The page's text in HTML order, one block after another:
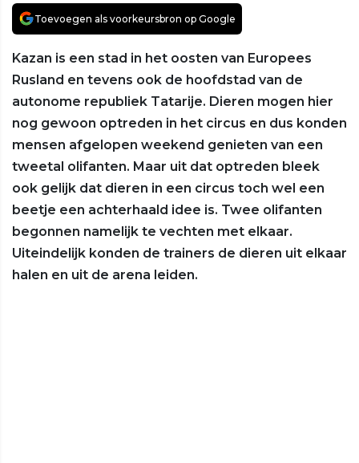
Toevoegen als voorkeursbron op Google
Kazan is een stad in het oosten van Europees
Rusland en tevens ook de hoofdstad van de
autonome republiek Tatarije. Dieren mogen hier
nog gewoon optreden in het circus en dus konden
mensen afgelopen weekend genieten van een
tweetal olifanten. Maar uit dat optreden bleek
ook gelijk dat dieren in een circus toch wel een
beetje een achterhaald idee is. Twee olifanten
begonnen namelijk te vechten met elkaar.
Uiteindelijk konden de trainers de dieren uit elkaar
halen en uit de arena leiden.